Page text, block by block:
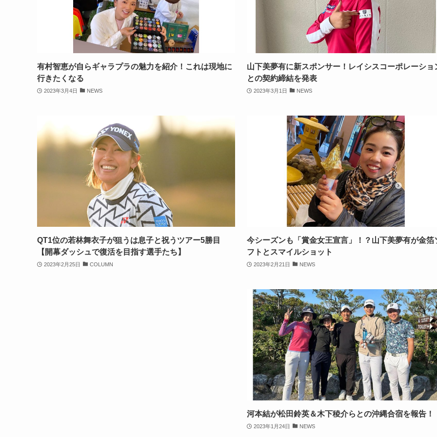
有村智恵が自らギャラプラの魅力を紹介！これは現地に
行きたくなる
2023年3月4日 NEWS
山下美夢有に新スポンサー！レイシスコーポレーショ
との契約締結を発表
2023年3月1日 NEWS
QT1位の若林舞衣子が狙うは息子と祝うツアー5勝目
【開幕ダッシュで復活を目指す選手たち】
2023年2月25日 COLUMN
今シーズンも「賞金女王宣言」！？山下美夢有が金箔
フトとスマイルショット
2023年2月21日 NEWS
河本結が松田鈴英＆木下稜介らとの沖縄合宿を報告！
2023年1月24日 NEWS